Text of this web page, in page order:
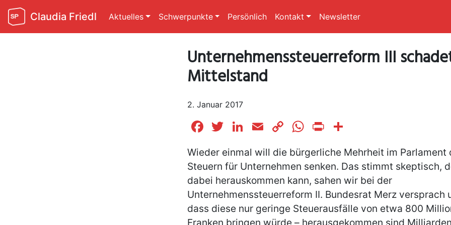
Claudia Friedl Aktuelles Schwerpunkte Persönlich Kontakt Newsletter
Unternehmenssteuerreform III
Mittelstand
2. Januar 2017
Facebook
Twitter
LinkedIn
EmailCopyWhatsApp
Print
Wieder einmal will die bürgerliche Mehrheit im Parlament
Steuern für Unternehmen senken. Das stimmt skeptisch,
dabei herauskommen kann, sahen wir bei der
Unternehmenssteuerreform II. Bundesrat Merz versprach
dass diese nur geringe Steuerausfälle von etwa 800
Franken bringen würde – herausgekommen sind